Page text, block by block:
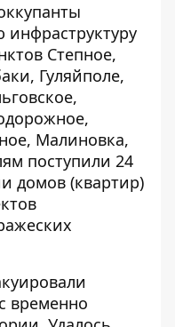
инфраструктуру
Степное,
Гуляйполе,
Малиновка,
поступили 24
домов (квартир)
временно